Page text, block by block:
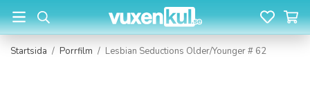
Startsida / Porrfilm / Lesbian Seductions Older/Younger # 62